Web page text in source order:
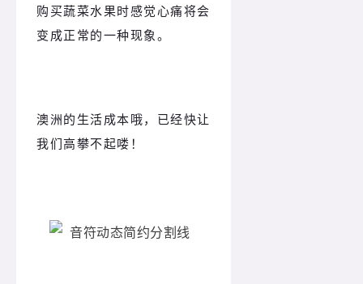
购买蔬菜水果时感觉心痛将会
变成正常的一种现象。
澳洲的生活成本哦，已经快让
我们高攀不起喽！